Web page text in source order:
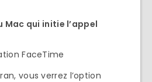
Mac qui initie l’appel
FaceTime
vous verrez l’option